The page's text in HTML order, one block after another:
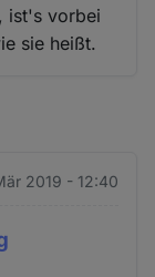
ist's vorbei
sie heißt.
2019 - 12:40